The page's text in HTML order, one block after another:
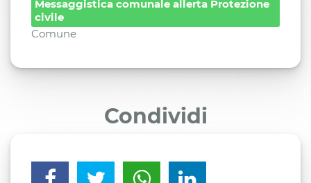
Messaggistica comunale allerta Protezione
civile
Comune
Condividi